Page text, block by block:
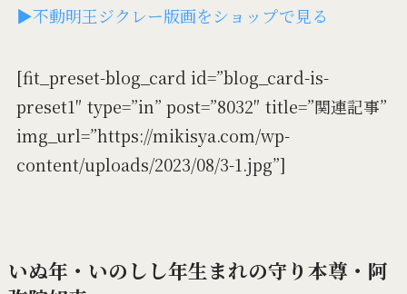
▶不動明王ジクレー版画をショップで見る
[fit_preset-blog_card id=”blog_card-is-
preset1″ type=”in” post=”8032″ title=”関連記事”
img_url=”https://mikisya.com/wp-
content/uploads/2023/08/3-1.jpg”]
いぬ年・いのしし年生まれの守り本尊・阿